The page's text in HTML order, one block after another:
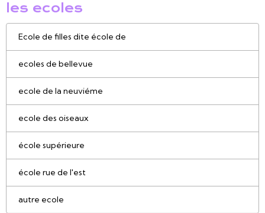
les ecoles
Ecole de filles dite école de
ecoles de bellevue
ecole de la neuviéme
ecole des oiseaux
école supérieure
école rue de l'est
autre ecole